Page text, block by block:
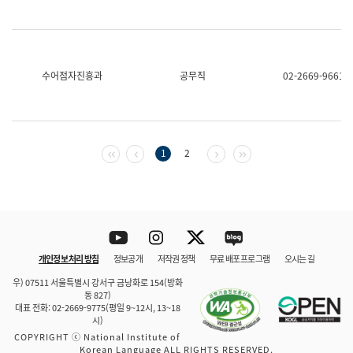
수어점자진흥과 공무직 02-2669-9661
첫 페이지이전 페이지
1 2 다음 페이지마지막 페이지
Youtube Instagram Twitter
바로 가기
개인정보 처리 방침 정보공개 저작권 정책 무료 배포 프로그램
오시는 길
우) 07511 서울특별시 강서구 금낭화로 154(방화
동 827)
대표 전화: 02-2669-9775(평일 9~12시, 13~18
시)
COPYRIGHT ⓒ National Institute of
Korean Language ALL RIGHTS RESERVED.